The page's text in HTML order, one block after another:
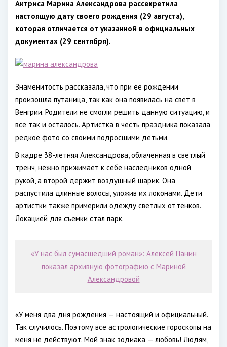
Актриса Марина Александрова рассекретила
настоящую дату своего рождения (29 августа),
которая отличается от указанной в официальных
документах (29 сентября).
Знаменитость рассказала, что при ее рождении
произошла путаница, так как она появилась на свет в
Венгрии. Родители не смогли решить данную ситуацию, и
все так и осталось. Артистка в честь праздника показала
редкое фото со своими подросшими детьми.
В кадре 38-летняя Александрова, облаченная в светлый
тренч, нежно прижимает к себе наследников одной
рукой, а второй держит воздушный шарик. Она
распустила длинные волосы, уложив их локонами. Дети
артистки также примерили одежду светлых оттенков.
Локацией для съемки стал парк.
«У нас был сумасшедший роман»: Алексей Панин
показал архивную фотографию с Мариной
Александровой
«У меня два дня рождения — настоящий и официальный.
Так случилось. Поэтому все астрологические гороскопы на
меня не действуют. Мой знак зодиака — любовь! Людям,